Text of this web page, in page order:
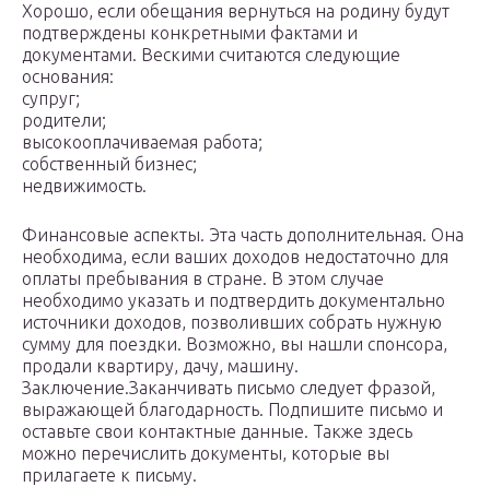
Хорошо, если обещания вернуться на родину будут
подтверждены конкретными фактами и
документами. Вескими считаются следующие
основания:
супруг;
родители;
высокооплачиваемая работа;
собственный бизнес;
недвижимость.
Финансовые аспекты. Эта часть дополнительная. Она
необходима, если ваших доходов недостаточно для
оплаты пребывания в стране. В этом случае
необходимо указать и подтвердить документально
источники доходов, позволивших собрать нужную
сумму для поездки. Возможно, вы нашли спонсора,
продали квартиру, дачу, машину.
Заключение.Заканчивать письмо следует фразой,
выражающей благодарность. Подпишите письмо и
оставьте свои контактные данные. Также здесь
можно перечислить документы, которые вы
прилагаете к письму.